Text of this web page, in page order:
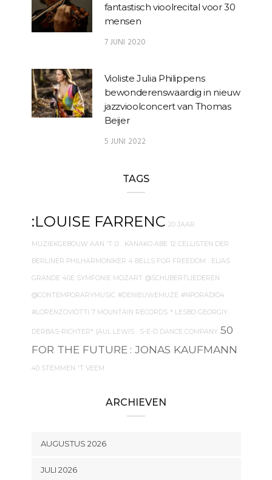
fantastisch vioolrecital voor 30
mensen
7 JUNI 2020
Violiste Julia Philippens
bewonderenswaardig in nieuw
jazzvioolconcert van Thomas
Beijer
5 JUNI 2022
TAGS
:LOUISE FARRENC 20 JAAR
MUZIEKGEBOUW AAN 'T IJ . KANAKO ABE 12 CELLISTEN DER
BERLINER PHILHARMONIKER 4 BELLS FOR FREEDOM . ELIAS
GRANDE 40E SYMFONIE MOZART @SCHUBERTLIEDEREN
@CONTEMPORARYMUSIC #DENIEUWEMUZE #NPORADIO4
#LORENZOVIOTTI 7 MOUNTAIN RECORDS * LESBO GEORGIY
DERBAS-RICHTER* {AUL LEWIS . S-E-D DANCE COMPANY 50
FOR THE FUTURE : JONAS KAUFMANN
40 STEMMEN 'T VEEM
ARCHIEVEN
AUGUSTUS 2026
JULI 2026